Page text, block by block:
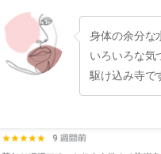
身体の余分な
いろいろな気
駆け込み寺で